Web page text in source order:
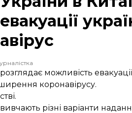
можливість
коронавірусу.
різні варіанти